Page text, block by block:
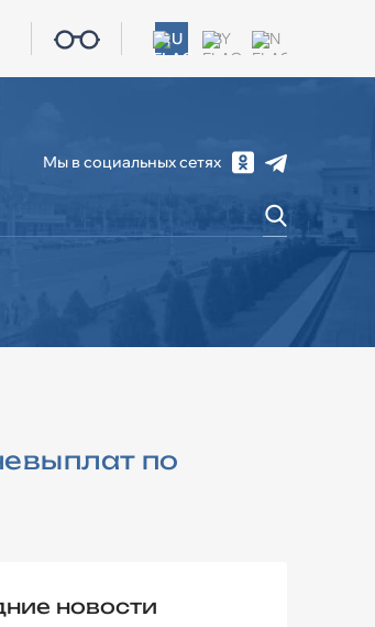
RU BY EN
Мы в социальных сетях
КОНТАКТЫ
по
новости